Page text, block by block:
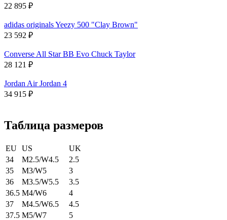
22 895 ₽
adidas originals Yeezy 500 "Clay Brown"
23 592 ₽
Converse All Star BB Evo Chuck Taylor
28 121 ₽
Jordan Air Jordan 4
34 915 ₽
Таблица размеров
EU US
UK
34
M2.5/W4.5
2.5
35
M3/W5
3
36
M3.5/W5.5
3.5
36.5 M4/W6
4
37
M4.5/W6.5
4.5
37.5 M5/W7
5